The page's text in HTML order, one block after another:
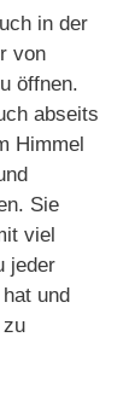
in der
von
öffnen.
abseits
Himmel
Sie
viel
jeder
und
zu